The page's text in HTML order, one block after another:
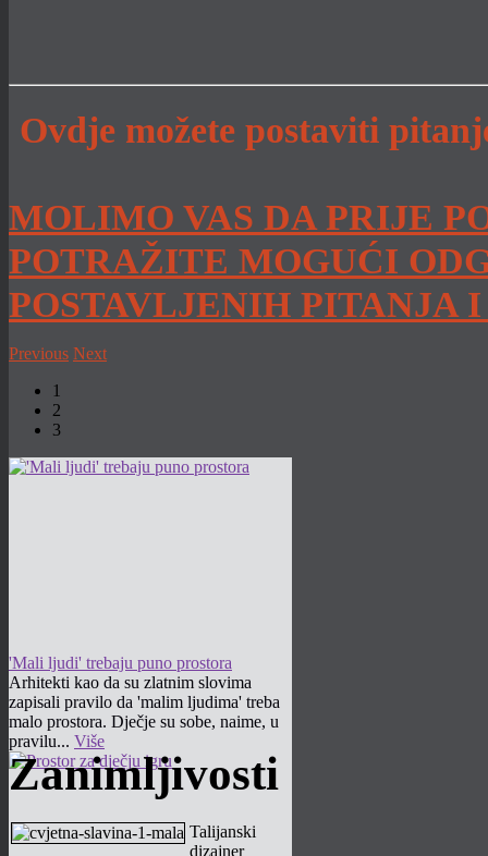
Ovdje možete postaviti
MOLIMO VAS DA PRIJE
POTRAŽITE MOGUĆI
POSTAVLJENIH PITANJA
Previous Next
1
2
3
'Mali ljudi' trebaju puno prostora
Arhitekti kao da su zlatnim slovima
zapisali pravilo da 'malim ljudima' treba
malo prostora. Dječje su sobe, naime, u
pravilu... Više
Zanimljivosti
Talijanski
dizajner